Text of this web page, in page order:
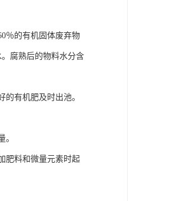
％的有机固体废弃物
腐熟后的物料水分含
有机肥及时出池。
。
肥料和微量元素时起